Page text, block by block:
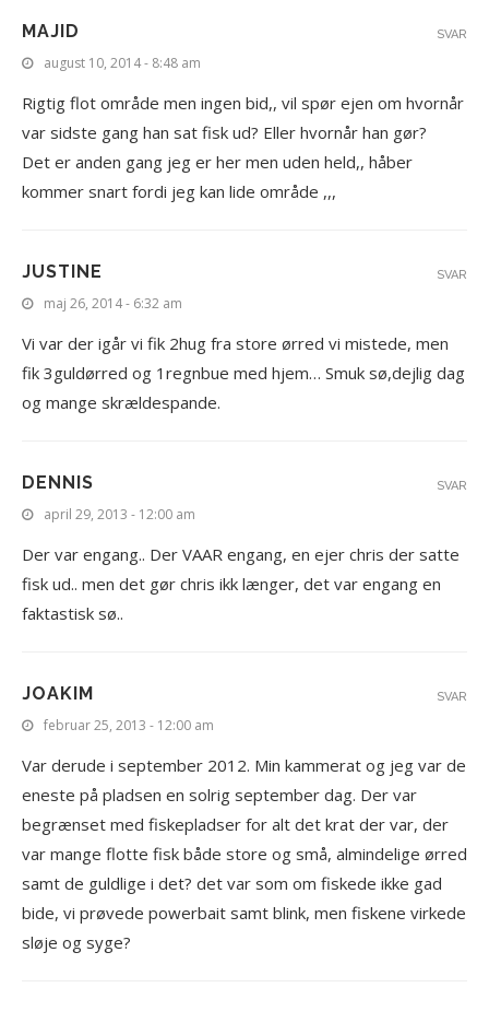
MAJID
august 10, 2014 - 8:48 am
Rigtig flot område men ingen bid,, vil spør ejen om hvornår
var sidste gang han sat fisk ud? Eller hvornår han gør?
Det er anden gang jeg er her men uden held,, håber
kommer snart fordi jeg kan lide område ,,,
SVAR
JUSTINE
maj 26, 2014 - 6:32 am
Vi var der igår vi fik 2hug fra store ørred vi mistede, men
fik 3guldørred og 1regnbue med hjem… Smuk sø,dejlig dag
og mange skrældespande.
SVAR
DENNIS
april 29, 2013 - 12:00 am
Der var engang.. Der VAAR engang, en ejer chris der satte
fisk ud.. men det gør chris ikk længer, det var engang en
faktastisk sø..
SVAR
JOAKIM
februar 25, 2013 - 12:00 am
Var derude i september 2012. Min kammerat og jeg var de
eneste på pladsen en solrig september dag. Der var
begrænset med fiskepladser for alt det krat der var, der
var mange flotte fisk både store og små, almindelige ørred
samt de guldlige i det? det var som om fiskede ikke gad
bide, vi prøvede powerbait samt blink, men fiskene virkede
sløje og syge?
SVAR